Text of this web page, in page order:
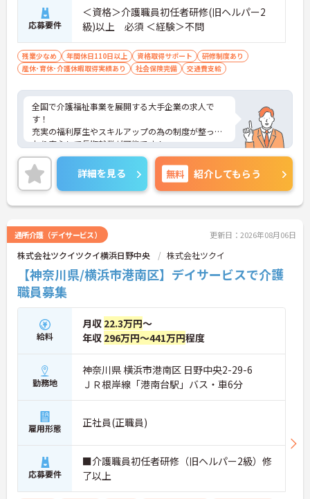
応募要件
＜資格＞介護職員初任者研修(旧ヘルパー2
級)以上 必須 ＜経験＞不問
残業少なめ 年間休日110日以上 資格取得サポート
研修制度あり
産休･育休･介護休暇取得実績あり
社会保険完備 交通費支給
全国で介護福祉事業を展開する大手企業の求人で
す！
充実の福利厚生やスキルアップの為の制度が整って
おり安心して長期就業が可能です！
ご興味ある方には、面接のポイントなど、さらに詳
細をお話致しますのでお気軽にご相談ください。
詳細を見る 無料 紹介してもらう
通所介護（デイサービス） 更新日：2026年08月06日
株式会社ツクイツクイ横浜日野中央 株式会社ツクイ
【神奈川県/横浜市港南区】デイサービスで介護
職員募集
給料
月収 22.3万円～
年収 296万円～441万円程度
勤務地
神奈川県 横浜市港南区 日野中央2-29-6
ＪＲ根岸線「港南台駅」バス・車6分
雇用形態 正社員(正職員)
応募要件
■介護職員初任者研修（旧ヘルパー2級）修
了以上